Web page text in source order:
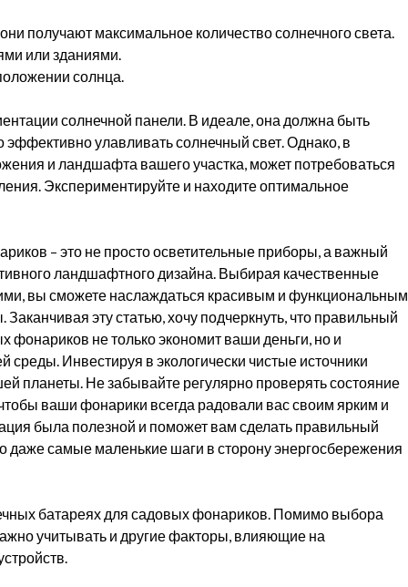
получают максимальное количество солнечного света.
или зданиями.
солнца.
солнечной панели. В идеале, она должна быть
улавливать солнечный свет. Однако, в
и ландшафта вашего участка, может потребоваться
Экспериментируйте и находите оптимальное
– это не просто осветительные приборы, а важный
ландшафтного дизайна. Выбирая качественные
вы сможете наслаждаться красивым и функциональным
эту статью, хочу подчеркнуть, что правильный
фонариков не только экономит ваши деньги, но и
Инвестируя в экологически чистые источники
планеты. Не забывайте регулярно проверять состояние
ваши фонарики всегда радовали вас своим ярким и
была полезной и поможет вам сделать правильный
даже самые маленькие шаги в сторону энергосбережения
батареях для садовых фонариков. Помимо выбора
учитывать и другие факторы, влияющие на